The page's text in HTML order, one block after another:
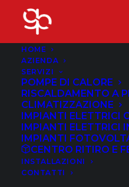
HOME
AZIENDA
SERVIZI
POMPE DI CALORE
RISCALDAMENTO A
CLIMATIZZAZIONE
IMPIANTI ELETTRICI
IMPIANTI ELETTRICI
IMPIANTI
CENTRO RITIRO E
INSTALLAZIONI
CONTATTI
Qualità